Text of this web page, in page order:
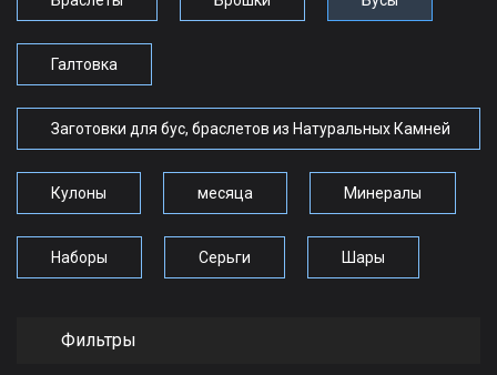
Галтовка
Заготовки для бус, браслетов из Натуральных Камней
Кулоны месяца Минералы
Наборы Серьги Шары
Фильтры